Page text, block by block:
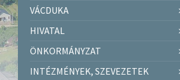
VÁCDUKA
HIVATAL
ÖNKORMÁNYZAT
INTÉZMÉNYEK, SZEVEZETEK